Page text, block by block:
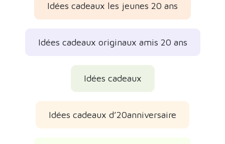
Idées cadeaux les jeunes 20 ans
Idées cadeaux originaux amis 20 ans
Idées cadeaux
Idées cadeaux d’20anniversaire